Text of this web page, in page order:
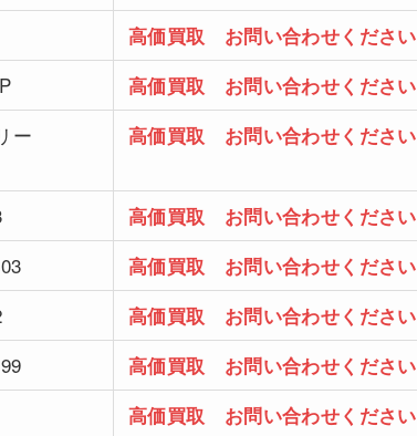
高価買取 お問い合わせください
高価買取 お問い合わせください
ー 高価買取 お問い合わせください
高価買取 お問い合わせください
高価買取 お問い合わせください
高価買取 お問い合わせください
高価買取 お問い合わせください
高価買取 お問い合わせください